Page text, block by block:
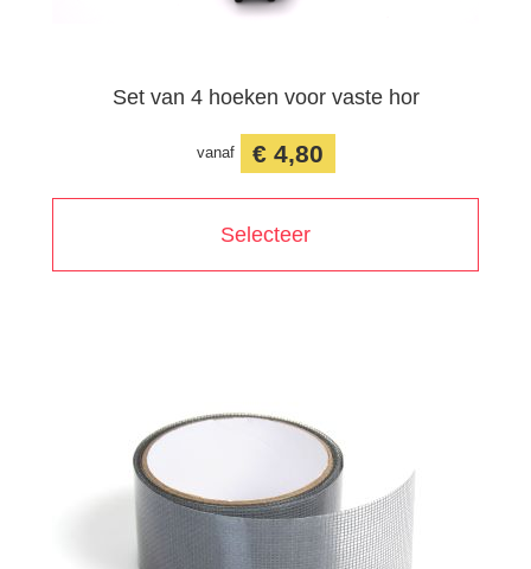
Set van 4 hoeken voor vaste hor
vanaf € 4,80
Selecteer